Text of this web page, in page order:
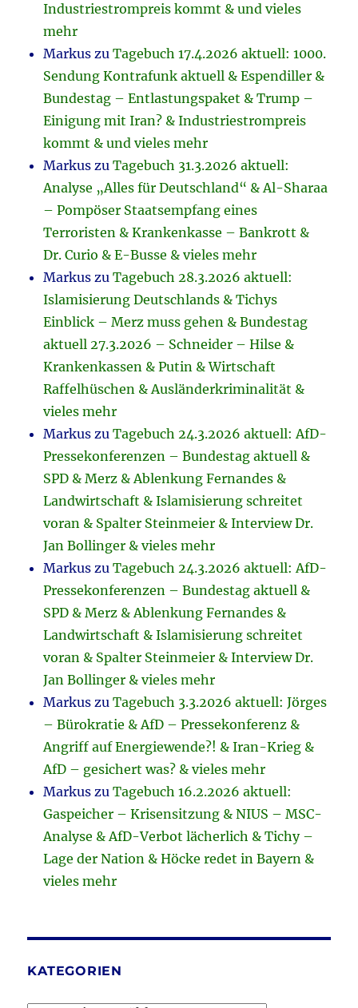
Industriestrompreis kommt & und vieles
mehr
Markus zuTagebuch 17.4.2026 aktuell: 1000.
Sendung Kontrafunk aktuell & Espendiller &
Bundestag – Entlastungspaket & Trump –
Einigung mit Iran? & Industriestrompreis
kommt & und vieles mehr
Markus zuTagebuch 31.3.2026 aktuell:
Analyse „Alles für Deutschland“ & Al-Sharaa
– Pompöser Staatsempfang eines
Terroristen & Krankenkasse – Bankrott &
Dr. Curio & E-Busse & vieles mehr
Markus zuTagebuch 28.3.2026 aktuell:
Islamisierung Deutschlands & Tichys
Einblick – Merz muss gehen & Bundestag
aktuell 27.3.2026 – Schneider – Hilse &
Krankenkassen & Putin & Wirtschaft
Raffelhüschen & Ausländerkriminalität &
vieles mehr
Markus zuTagebuch 24.3.2026 aktuell: AfD-
Pressekonferenzen – Bundestag aktuell &
SPD & Merz & Ablenkung Fernandes &
Landwirtschaft & Islamisierung schreitet
voran & Spalter Steinmeier & Interview Dr.
Jan Bollinger & vieles mehr
Markus zuTagebuch 24.3.2026 aktuell: AfD-
Pressekonferenzen – Bundestag aktuell &
SPD & Merz & Ablenkung Fernandes &
Landwirtschaft & Islamisierung schreitet
voran & Spalter Steinmeier & Interview Dr.
Jan Bollinger & vieles mehr
Markus zuTagebuch 3.3.2026 aktuell: Jörges
– Bürokratie & AfD – Pressekonferenz &
Angriff auf Energiewende?! & Iran-Krieg &
AfD – gesichert was? & vieles mehr
Markus zuTagebuch 16.2.2026 aktuell:
Gaspeicher – Krisensitzung & NIUS – MSC-
Analyse & AfD-Verbot lächerlich & Tichy –
Lage der Nation & Höcke redet in Bayern &
vieles mehr
KATEGORIEN